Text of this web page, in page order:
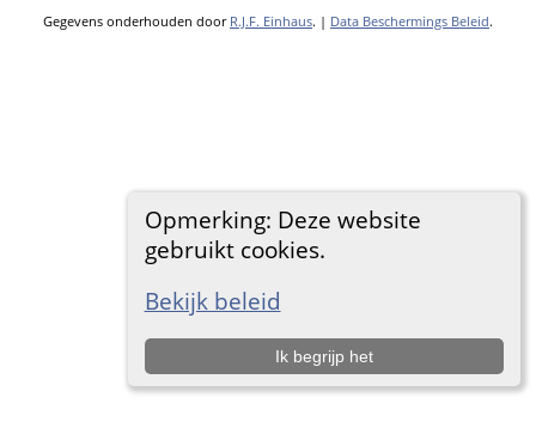
Opmerking: Deze website
gebruikt cookies.
Bekijk beleid
Ik begrijp het
Gegevens onderhouden door R.J.F. Einhaus. | Data Beschermings Beleid.